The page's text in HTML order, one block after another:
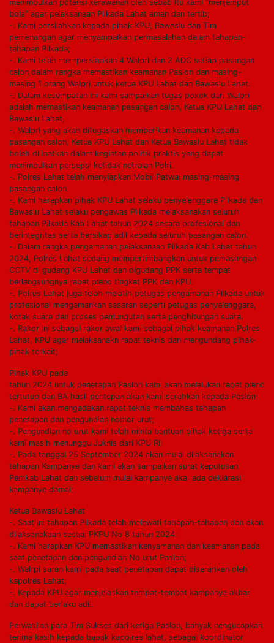
menimbulkan potensi kerawanan oleh sebab itu kami “menjemput
bola” agar pelaksanaan Pilkada Lahat aman dan tertib;
-. Kami persilahkan kepada pihak KPU, Bawaslu dan Tim
pemenangan agar menyampaikan permasalahan dalam tahapan-
tahapan Pilkada;
-. Kami telah mempersiapkan 4 Walpri dan 2 ADC setiap pasangan
calon dalam rangka memastikan keamanan Paslon dan masing-
masing 1 orang Walpri untuk ketua KPU Lahat dan Bawaslu Lahat.
-. Dalam kesempatan ini kami sampaikan tugas pokok dari Walpri
adalah memastikan keamanan pasangan calon, Ketua KPU Lahat dan
Bawaslu Lahat,
-. Walpri yang akan ditugaskan memberikan keamanan kepada
pasangan calon, Ketua KPU Lahat dan Ketua Bawaslu Lahat tidak
boleh dilibatkan dalam kegiatan politik praktis yang dapat
menimbulkan persepsi ketidak netralan Polri.
-. Polres Lahat telah menyiapkan Mobil Patwal masing-masing
pasangan calon.
-. Kami harapkan pihak KPU Lahat selaku penyelenggara Pilkada dan
Bawaslu Lahat selaku pengawas Pilkada melaksanakan seluruh
tahapan Pilkada Kab Lahat tahun 2024 secara profesional dan
berintegritas serta bersikap adil kepada seluruh pasangan calon.
-. Dalam rangka pengamanan pelaksanaan Pilkada Kab Lahat tahun
2024, Polres Lahat sedang mempertimbangkan untuk pemasangan
CCTV di gudang KPU Lahat dan digudang PPK serta tempat
berlangsungnya rapat pleno tingkat PPK dan KPU.
-. Polres Lahat juga telah melatih petugas pengamanan Pilkada untuk
profesional mengamankan sasaran seperti petugas penyelenggara,
kotak suara dan proses pemungutan serta penghitungan suara.
-. Rakor ini sebagai rakor awal kami sebagai pihak keamanan Polres
Lahat, KPU agar melaksanakn rapat teknis dan mengundang pihak-
pihak terkait;
Pihak KPU pada
tahun 2024 untuk penetapan Paslon kami akan melalukan rapat pleno
tertutup dan BA hasil pentepan akan kami serahkan kepada Paslon;
-. Kami akan mengadakan rapat teknis membahas tahapan
penetapan dan pengundian nomor urut;
-. Pengundian no urut kami telah minta bantuan pihak ketiga serta
kami masih menunggu Juknis dari KPU RI;
-. Pada tanggal 25 September 2024 akan mulai dilaksanakan
tahapan Kampanye dan kami akan sampaikan surat keputusan
Pemkab Lahat dan sebelum mulai kampanye aka ada deklarasi
kampanye damai;
Ketua Bawaslu Lahat
-. Saat ini tahapan Pilkada telah melewati tahapan-tahapan dan akan
dilaksanakaan sesuai PKPU No 8 tahun 2024;
-. Kami harapkan KPU memastikan kenyamanan dan keamanan pada
saat penetapan dan pengundian No urut Paslon;
-. Walrpi saran kami pada saat penetapan dapat diserahkan oleh
kapolres Lahat;
-. Kepada KPU agar menjelaskan tempat-tempat kampanye akbar
dan dapat berlaku adil.
Perwakilan para Tim Sukses dari ketiga Paslon, banyak nengucapkan
terima kasih kepada bapak kapolres lahat, sebagai koordinator